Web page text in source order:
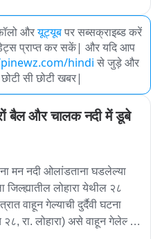
औरयूट्यूबपर सब्सक्राइब्ड करें
प्राप्त कर सकें| और यदि आप
hindi से जुड़े और
सी छोटी खबर|
बैल और चालक नदी में डूबे
मन नदी ओलांडताना घडलेल्या
लोहारा येथील २८
वाहून गेल्याची दुर्दैवी घटना
रा. लोहारा) असे वाहून गेलेल्या